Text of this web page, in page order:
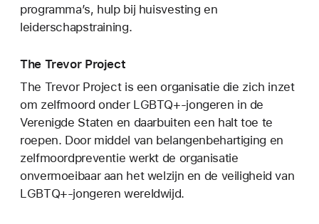
programma’s, hulp bij huisvesting en
leiderschapstraining.
The Trevor Project
The Trevor Project is een organisatie die zich inzet
om zelfmoord onder LGBTQ+-jongeren in de
Verenigde Staten en daarbuiten een halt toe te
roepen. Door middel van belangenbehartiging en
zelfmoordpreventie werkt de organisatie
onvermoeibaar aan het welzijn en de veiligheid van
LGBTQ+-jongeren wereldwijd.